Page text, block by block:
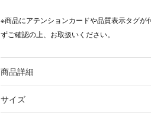
※商品にアテンションカードや品質表示タグが
ずご確認の上、お取扱いください。
商品詳細
サイズ